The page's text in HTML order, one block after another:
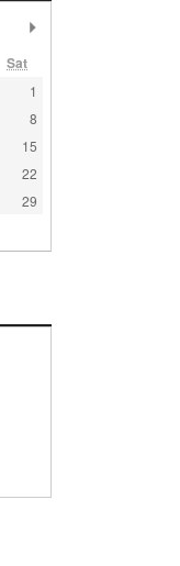
Sat
1
8
15
22
29